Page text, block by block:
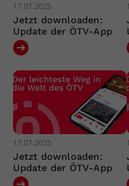
17.07.2025
Jetzt downloaden:
Update der ÖTV-App
17.07.2025
Jetzt downloaden:
Update der ÖTV-App